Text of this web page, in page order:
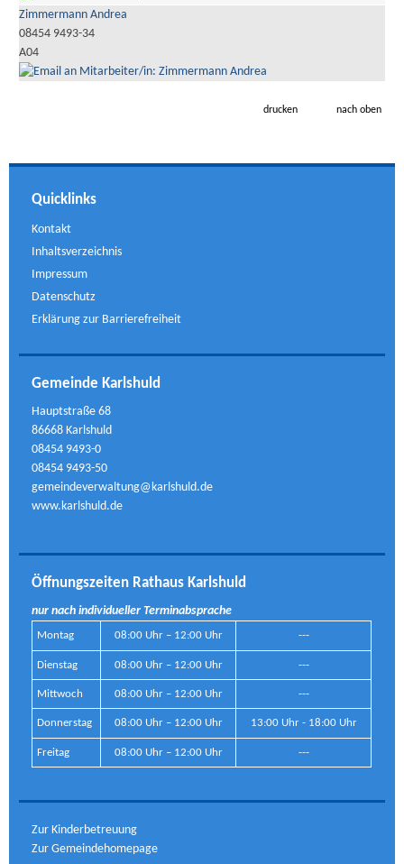
Zimmermann Andrea
08454 9493-34
A04
drucken nach oben
Quicklinks
Kontakt
Inhaltsverzeichnis
Impressum
Datenschutz
Erklärung zur Barrierefreiheit
Gemeinde Karlshuld
Hauptstraße 68
86668 Karlshuld
08454 9493-0
08454 9493-50
gemeindeverwaltung@karlshuld.de
www.karlshuld.de
Öffnungszeiten Rathaus Karlshuld
nur nach individueller Terminabsprache
Montag 08:00 Uhr – 12:00 Uhr ---
Dienstag 08:00 Uhr – 12:00 Uhr ---
Mittwoch 08:00 Uhr – 12:00 Uhr ---
Donnerstag 08:00 Uhr – 12:00 Uhr 13:00 Uhr - 18:00 Uhr
Freitag 08:00 Uhr – 12:00 Uhr ---
Zur Kinderbetreuung
Zur Gemeindehomepage